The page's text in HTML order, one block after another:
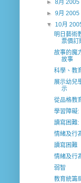
►8月 2005
►9月 2005
▼ 10月
明日藝術
票價訂
故事的魔
故事
科學、教
展示幼兒
示
從品格教
學習障礙:
讀寫困難:
情緒及行
讀寫困難
情緒及行
弱智
教育統籌